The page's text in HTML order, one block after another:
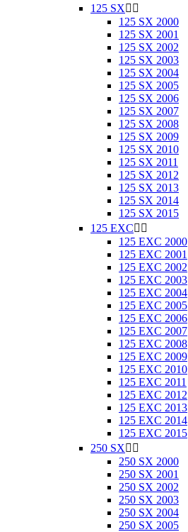
125 SX 
125 SX 2000
125 SX 2001
125 SX 2002
125 SX 2003
125 SX 2004
125 SX 2005
125 SX 2006
125 SX 2007
125 SX 2008
125 SX 2009
125 SX 2010
125 SX 2011
125 SX 2012
125 SX 2013
125 SX 2014
125 SX 2015
125 EXC 
125 EXC 2000
125 EXC 2001
125 EXC 2002
125 EXC 2003
125 EXC 2004
125 EXC 2005
125 EXC 2006
125 EXC 2007
125 EXC 2008
125 EXC 2009
125 EXC 2010
125 EXC 2011
125 EXC 2012
125 EXC 2013
125 EXC 2014
125 EXC 2015
250 SX 
250 SX 2000
250 SX 2001
250 SX 2002
250 SX 2003
250 SX 2004
250 SX 2005